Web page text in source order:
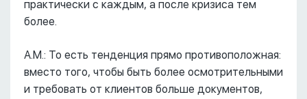
практически с каждым, а после кризиса тем
более.
А.М.: То есть тенденция прямо противоположная:
вместо того, чтобы быть более осмотрительными
и требовать от клиентов больше документов,